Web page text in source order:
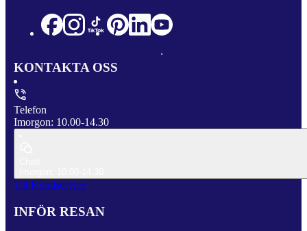
KONTAKTA OSS
Telefon
Imorgon: 10.00-14.30
Till Kundservice
INFÖR RESAN